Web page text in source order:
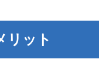
リット